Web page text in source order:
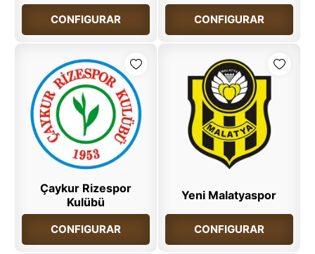
CONFIGURAR CONFIGURAR
Çaykur Rizespor
Kulübü
CONFIGURAR
Yeni Malatyaspor
CONFIGURAR